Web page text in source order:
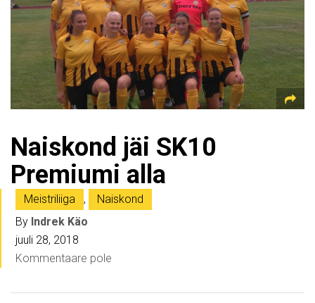
Naiskond jäi SK10
Premiumi alla
Meistriliiga ,
Naiskond
By Indrek Käo
juuli 28, 2018
Kommentaare pole